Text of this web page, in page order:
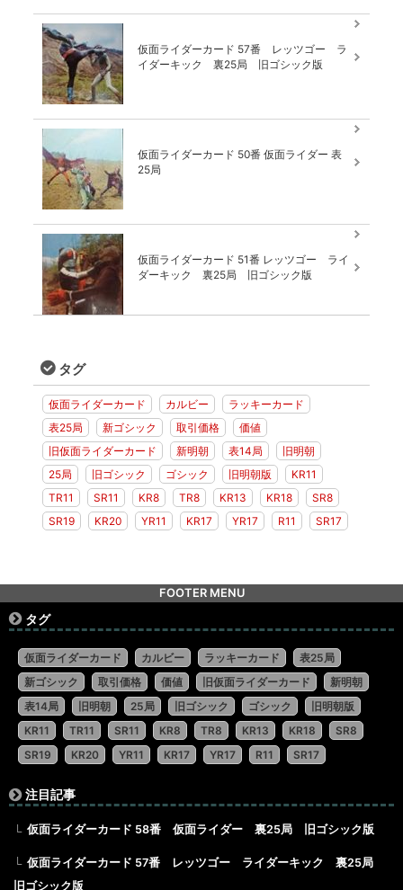
仮面ライダーカード 57番 レッツゴー ラ
イダーキック 裏25局 旧ゴシック版
仮面ライダーカード 50番 仮面ライダー 表
25局
仮面ライダーカード 51番 レッツゴー ライ
ダーキック 裏25局 旧ゴシック版
タグ
仮面ライダーカード カルビー
ラッキーカード
表25局
新ゴシック 取引価格
価値
旧仮面ライダーカード
新明朝 表14局
旧明朝
25局
旧ゴシック ゴシック 旧明朝版
KR11
TR11
SR11 KR8 TR8 KR13 KR18
SR8
SR19
KR20 YR11 KR17 YR17 R11 SR17
FOOTER MENU
タグ
仮面ライダーカード カルビー ラッキーカード
表25局
新ゴシック
取引価格 価値 旧仮面ライダーカード
新明朝
表14局
旧明朝 25局 旧ゴシック ゴシック
旧明朝版
KR11
TR11 SR11 KR8 TR8 KR13 KR18
SR8
SR19
KR20 YR11 KR17 YR17 R11 SR17
注目記事
仮面ライダーカード 58番 仮面ライダー 裏25局 旧ゴシック版
仮面ライダーカード 57番 レッツゴー ライダーキック 裏25局
旧ゴシック版